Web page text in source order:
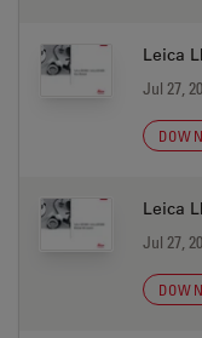
Leica
Jul 27,
Leica
Jul 27,